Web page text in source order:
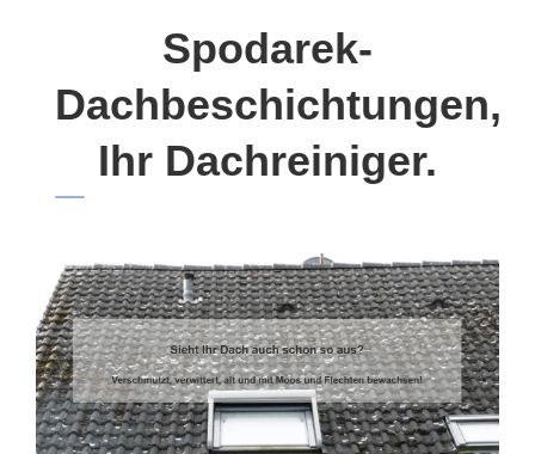
Spodarek-
Dachbeschichtungen,
Ihr Dachreiniger.